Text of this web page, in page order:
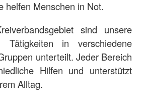
helfen Menschen in Not.
sind unsere
Tätigkeiten in verschiedene
unterteilt. Jeder Bereich
Hilfen und unterstützt
Alltag.